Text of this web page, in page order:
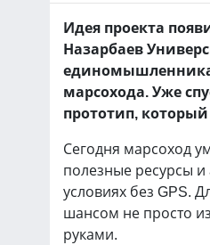
Идея проекта
Назарбаев
марсохода. Уже
прототип,
Сегодня марсоход
полезные ресурсы
условиях без GPS.
шансом не просто
руками.